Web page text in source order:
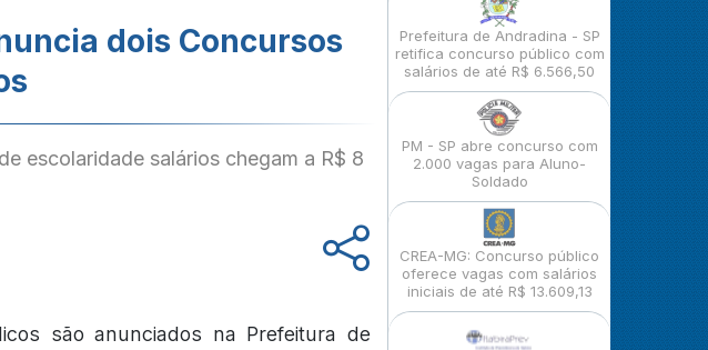
dois Concursos
escolaridade salários chegam a R$ 8
são anunciados na Prefeitura de
Prefeitura de Andradina - SP
retifica concurso público com
salários de até R$ 6.566,50
PM - SP abre concurso com
2.000 vagas para Aluno-
Soldado
CREA-MG: Concurso público
oferece vagas com salários
iniciais de até R$ 13.609,13